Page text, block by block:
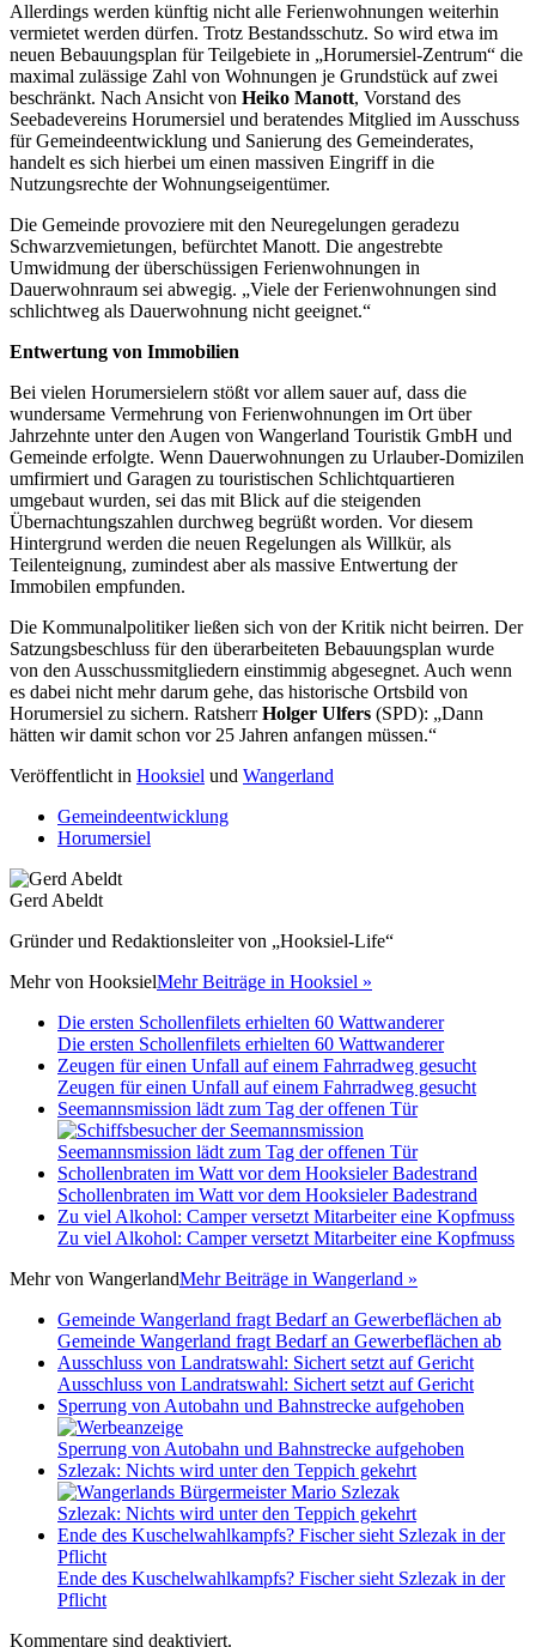
Allerdings werden künftig nicht alle Ferienwohnungen weiterhin
vermietet werden dürfen. Trotz Bestandsschutz. So wird etwa im
neuen Bebauungsplan für Teilgebiete in „Horumersiel-Zentrum“ die
maximal zulässige Zahl von Wohnungen je Grundstück auf zwei
beschränkt. Nach Ansicht von Heiko Manott, Vorstand des
Seebadevereins Horumersiel und beratendes Mitglied im Ausschuss
für Gemeindeentwicklung und Sanierung des Gemeinderates,
handelt es sich hierbei um einen massiven Eingriff in die
Nutzungsrechte der Wohnungseigentümer.
Die Gemeinde provoziere mit den Neuregelungen geradezu
Schwarzvemietungen, befürchtet Manott. Die angestrebte
Umwidmung der überschüssigen Ferienwohnungen in
Dauerwohnraum sei abwegig. „Viele der Ferienwohnungen sind
schlichtweg als Dauerwohnung nicht geeignet.“
Entwertung von Immobilien
Bei vielen Horumersielern stößt vor allem sauer auf, dass die
wundersame Vermehrung von Ferienwohnungen im Ort über
Jahrzehnte unter den Augen von Wangerland Touristik GmbH und
Gemeinde erfolgte. Wenn Dauerwohnungen zu Urlauber-Domizilen
umfirmiert und Garagen zu touristischen Schlichtquartieren
umgebaut wurden, sei das mit Blick auf die steigenden
Übernachtungszahlen durchweg begrüßt worden. Vor diesem
Hintergrund werden die neuen Regelungen als Willkür, als
Teilenteignung, zumindest aber als massive Entwertung der
Immobilen empfunden.
Die Kommunalpolitiker ließen sich von der Kritik nicht beirren. Der
Satzungsbeschluss für den überarbeiteten Bebauungsplan wurde
von den Ausschussmitgliedern einstimmig abgesegnet. Auch wenn
es dabei nicht mehr darum gehe, das historische Ortsbild von
Horumersiel zu sichern. RatsherrHolger Ulfers (SPD): „Dann
hätten wir damit schon vor 25 Jahren anfangen müssen.“
Veröffentlicht in Hooksiel und Wangerland
Gemeindeentwicklung
Horumersiel
Gerd Abeldt
Gründer und Redaktionsleiter von „Hooksiel-Life“
Mehr von HooksielMehr Beiträge in Hooksiel »
Die ersten Schollenfilets erhielten 60 Wattwanderer
Die ersten Schollenfilets erhielten 60 Wattwanderer
Zeugen für einen Unfall auf einem Fahrradweg gesucht
Zeugen für einen Unfall auf einem Fahrradweg gesucht
Seemannsmission lädt zum Tag der offenen Tür
Seemannsmission lädt zum Tag der offenen Tür
Schollenbraten im Watt vor dem Hooksieler Badestrand
Schollenbraten im Watt vor dem Hooksieler Badestrand
Zu viel Alkohol: Camper versetzt Mitarbeiter eine Kopfmuss
Zu viel Alkohol: Camper versetzt Mitarbeiter eine Kopfmuss
Mehr von WangerlandMehr Beiträge in Wangerland »
Gemeinde Wangerland fragt Bedarf an Gewerbeflächen ab
Gemeinde Wangerland fragt Bedarf an Gewerbeflächen ab
Ausschluss von Landratswahl: Sichert setzt auf Gericht
Ausschluss von Landratswahl: Sichert setzt auf Gericht
Sperrung von Autobahn und Bahnstrecke aufgehoben
Sperrung von Autobahn und Bahnstrecke aufgehoben
Szlezak: Nichts wird unter den Teppich gekehrt
Szlezak: Nichts wird unter den Teppich gekehrt
Ende des Kuschelwahlkampfs? Fischer sieht Szlezak in der
Pflicht
Ende des Kuschelwahlkampfs? Fischer sieht Szlezak in der
Pflicht
Kommentare sind deaktiviert.